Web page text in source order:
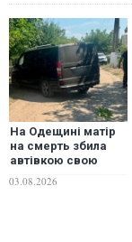
На Одещині матір
на смерть збила
автівкою свою
03.08.2026